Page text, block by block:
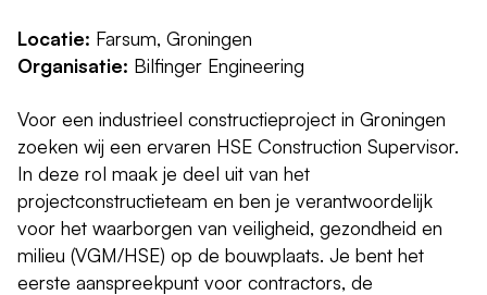
Locatie: Farsum, Groningen
Organisatie: Bilfinger Engineering
Voor een industrieel constructieproject in Groningen
zoeken wij een ervaren HSE Construction Supervisor.
In deze rol maak je deel uit van het
projectconstructieteam en ben je verantwoordelijk
voor het waarborgen van veiligheid, gezondheid en
milieu (VGM/HSE) op de bouwplaats. Je bent het
eerste aanspreekpunt voor contractors, de